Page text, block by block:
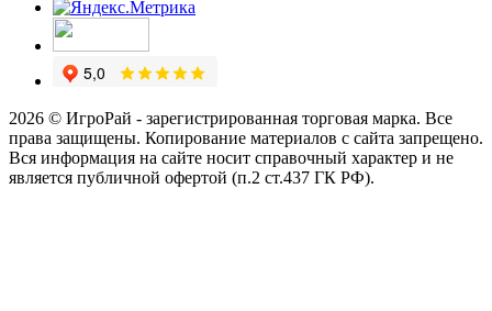
2026 © ИгроРай - зарегистрированная торговая марка. Все
права защищены. Копирование материалов с сайта запрещено.
Вся информация на сайте носит справочный характер и не
является публичной офертой (п.2 ст.437 ГК РФ).